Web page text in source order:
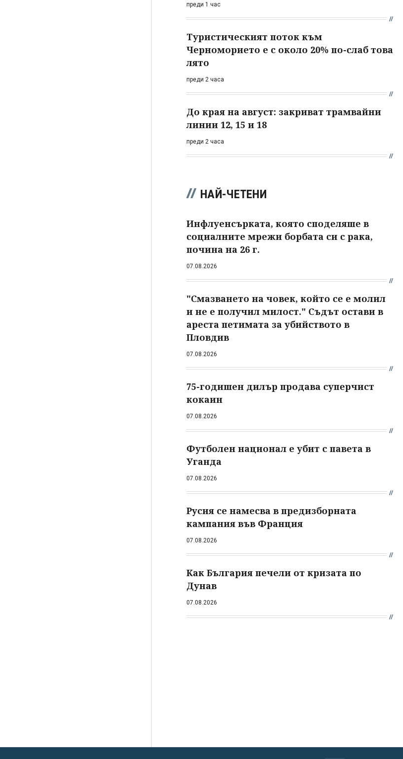
преди 1 час
Туристическият поток към
Черноморието е с около 20% по-слаб това
лято
преди 2 часа
До края на август: закриват трамвайни
линии 12, 15 и 18
преди 2 часа
НАЙ-ЧЕТЕНИ
Инфлуенсърката, която споделяше в
социалните мрежи борбата си с рака,
почина на 26 г.
07.08.2026
"Смазването на човек, който се е молил
и не е получил милост." Съдът остави в
ареста петимата за убийството в
Пловдив
07.08.2026
75-годишен дилър продава суперчист
кокаин
07.08.2026
Футболен национал е убит с павета в
Уганда
07.08.2026
Русия се намесва в предизборната
кампания във Франция
07.08.2026
Как България печели от кризата по
Дунав
07.08.2026